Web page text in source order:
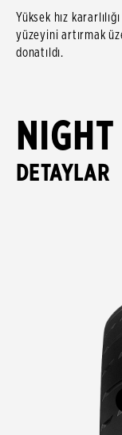
Yüksek hız
yüzeyini artırmak
donatıldı.
DETAYLAR